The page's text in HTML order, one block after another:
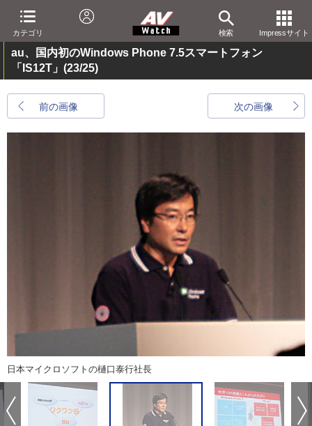
カテゴリ 検索 Impressサイト
au、国内初のWindows Phone 7.5スマートフォン
「IS12T」 (23/25)
前の画像 次の画像
日本マイクロソフトの樋口泰行社長